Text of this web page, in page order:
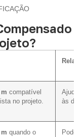
m compatível
no projeto.
Ajuda
às
m quando o
Pode